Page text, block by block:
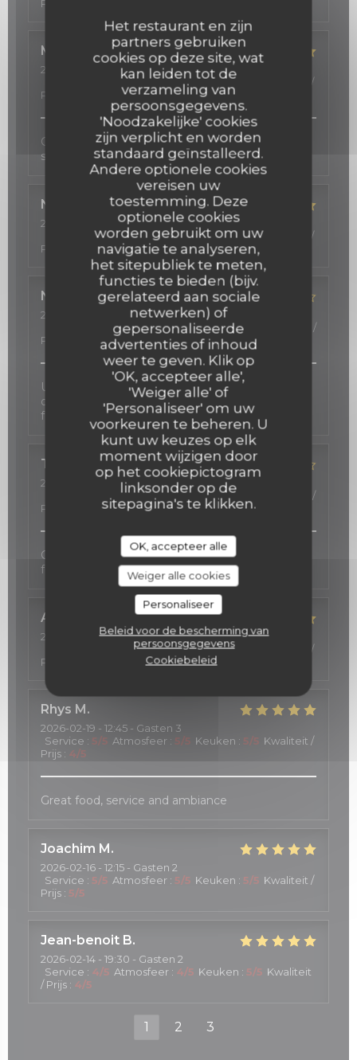
Het restaurant en zijn
partners gebruiken
cookies op deze site, wat
kan leiden tot de
verzameling van
persoonsgegevens.
'Noodzakelijke' cookies
zijn verplicht en worden
standaard geïnstalleerd.
Andere optionele cookies
vereisen uw
toestemming. Deze
optionele cookies
worden gebruikt om uw
navigatie te analyseren,
het sitepubliek te meten,
functies te bieden (bijv.
gerelateerd aan sociale
netwerken) of
gepersonaliseerde
advertenties of inhoud
weer te geven. Klik op
'OK, accepteer alle',
'Weiger alle' of
'Personaliseer' om uw
voorkeuren te beheren. U
kunt uw keuzes op elk
moment wijzigen door
op het cookiepictogram
linksonder op de
sitepagina's te klikken.
OK, accepteer alle
Weiger alle cookies
Personaliseer
Beleid voor de bescherming van
persoonsgegevens
Cookiebeleid
Prijs
Michelle
2026-03-12
- 19:00 - Gasten 2
Atmosfeer: 5/5 Keuken
Kwaliteit /
Prijs
Cadre très agréable, beau décor, cuisine fine,
service professionnel et sympathique!
Nadeen
2026-02-24
- 19:30 - Gasten 4
5/5 Atmosfeer:5/5 Keuken: 5/5
Kwaliteit /
Prijs
Nathalie S
2026-02-06
- 21:00 - Gasten 2
Atmosfeer:5/5 Keuken:
Kwaliteit /
Prijs
Une carte des vins d'exception, une cuisine
délicate inspirée au gré des saisons, et une salle
fort agréable.
TOSHIE K
2026-02-23
- 19:00 - Gasten 2
Atmosfeer :5/5 Keuken
Kwaliteit /
Prijs
Good services, cozy atmosphere, and excellent
food.
Alwin
2026-02-21
- 21:15 - Gasten 2
Atmosfeer:5/5 Keuken
Kwaliteit /
Prijs
Rhys M
2026-02-19 - 12:45 - Gasten 3
Service : 5/5 Atmosfeer : 5/5 Keuken : 5/5 Kwaliteit /
Prijs : 4/5
Great food, service and ambiance
Joachim M
2026-02-16 - 12:15 - Gasten 2
Service : 5/5 Atmosfeer : 5/5 Keuken : 5/5 Kwaliteit /
Prijs : 5/5
Jean-benoit B
2026-02-14 - 19:30 - Gasten 2
Service : 4/5 Atmosfeer : 4/5 Keuken : 5/5 Kwaliteit
/ Prijs : 4/5
1 2 3